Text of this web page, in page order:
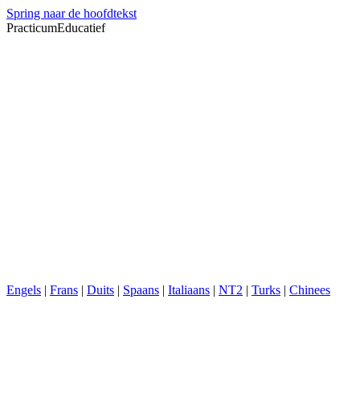
Spring naar de hoofdtekst
PracticumEducatief
Engels | Frans | Duits | Spaans | Italiaans | NT2 | Turks | Chinees